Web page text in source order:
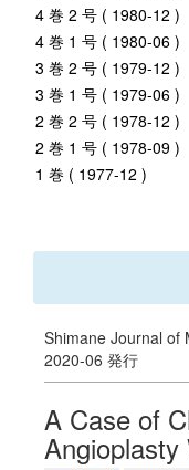
4 巻 2 号 ( 1980-12 )
4 巻 1 号 ( 1980-06 )
3 巻 2 号 ( 1979-12 )
3 巻 1 号 ( 1979-06 )
2 巻 2 号 ( 1978-12 )
2 巻 1 号 ( 1978-09 )
1 巻 ( 1977-12 )
Shimane Journal of
2020-06 発行
A Case of